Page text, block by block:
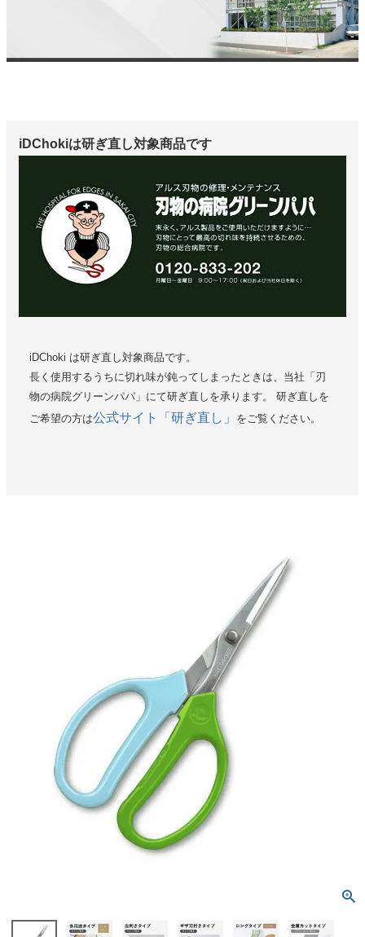
iDChokiは研ぎ直し対象商品です
iDChoki は研ぎ直し対象商品です。
長く使用するうちに切れ味が鈍ってしまったときは、当社「刃
物の病院グリーンパパ」にて研ぎ直しを承ります。 研ぎ直しを
ご希望の方は公式サイト「研ぎ直し」 をご覧ください。